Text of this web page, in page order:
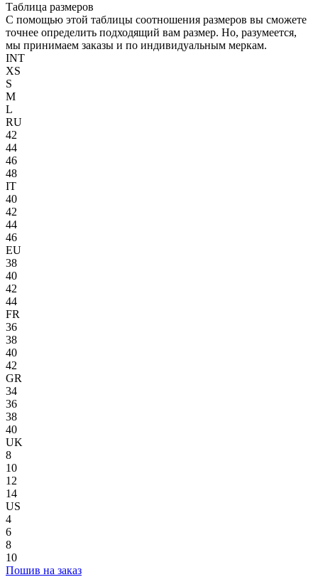
Таблица размеров
С помощью этой таблицы соотношения размеров вы сможете
точнее определить подходящий вам размер. Но, разумеется,
мы принимаем заказы и по индивидуальным меркам.
INT
XS
S
M
L
RU
42
44
46
48
IT
40
42
44
46
EU
38
40
42
44
FR
36
38
40
42
GR
34
36
38
40
UK
8
10
12
14
US
4
6
8
10
Пошив на заказ